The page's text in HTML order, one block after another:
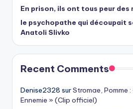
En prison, ils ont tous peur des
le psychopathe qui découpait
Anatoli Slivko
Recent Comments
Denise2328 surStromae, Pomme :
Ennemie » (Clip officiel)